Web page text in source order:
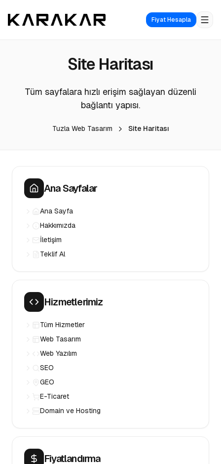
Fiyat Hesapla
Site Haritası
Tüm sayfalara hızlı erişim sağlayan düzenli
bağlantı yapısı.
Tuzla Web Tasarım Site Haritası
Ana Sayfalar
Ana Sayfa
Hakkımızda
İletişim
Teklif Al
Hizmetlerimiz
Tüm Hizmetler
Web Tasarım
Web Yazılım
SEO
GEO
E-Ticaret
Domain ve Hosting
Fiyatlandırma